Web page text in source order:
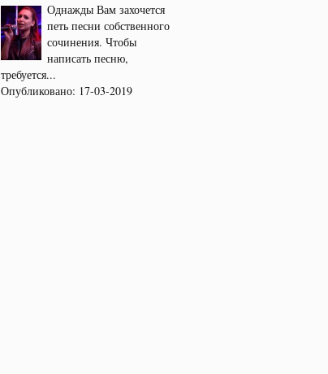
Однажды Вам захочется
петь песни собственного
сочинения. Чтобы
написать песню,
требуется...
Опубликовано: 17-03-2019